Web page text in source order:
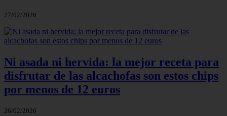
27/02/2026
Ni asada ni hervida: la mejor receta para
disfrutar de las alcachofas son estos chips
por menos de 12 euros
26/02/2026